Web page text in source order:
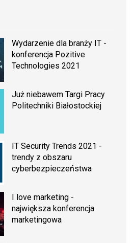
Wydarzenie dla branży IT -
konferencja Pozitive
Technologies 2021
Już niebawem Targi Pracy
Politechniki Białostockiej
IT Security Trends 2021 -
trendy z obszaru
cyberbezpieczeństwa
I love marketing -
największa konferencja
marketingowa